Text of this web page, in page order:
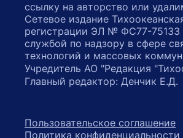
ссылку на авторство или
Сетевое издание
регистрации ЭЛ № ФС77-75133
службой по надзору в сфере
технологий и массовых
Учредитель АО "Редакция
Главный редактор: Денчик Е.Д.
Пользовательское соглашение
Политика конфиденциальности